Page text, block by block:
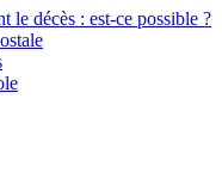
le décès : est-ce possible ?